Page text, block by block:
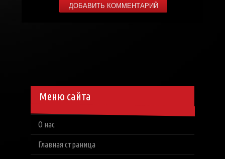
Меню сайта
О нас
Главная страница